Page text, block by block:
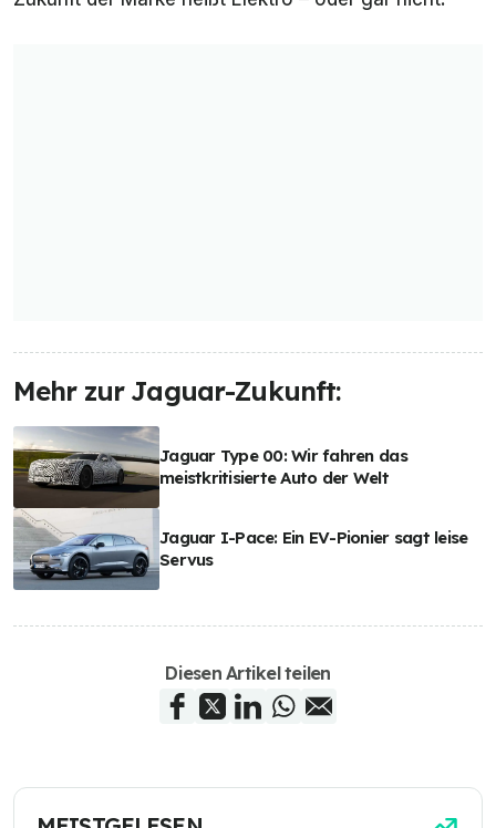
Mehr zur Jaguar-Zukunft:
Jaguar Type 00: Wir fahren das
meistkritisierte Auto der Welt
Jaguar I-Pace: Ein EV-Pionier sagt leise
Servus
Diesen Artikel teilen